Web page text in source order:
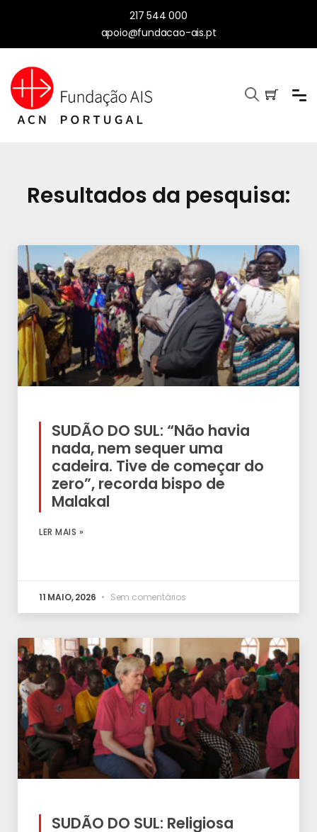
217 544 000
apoio@fundacao-ais.pt
Resultados da pesquisa:
SUDÃO DO SUL: “Não havia
nada, nem sequer uma
cadeira. Tive de começar do
zero”, recorda bispo de
Malakal
LER MAIS »
11 MAIO, 2026 Sem comentários
SUDÃO DO SUL: Religiosa